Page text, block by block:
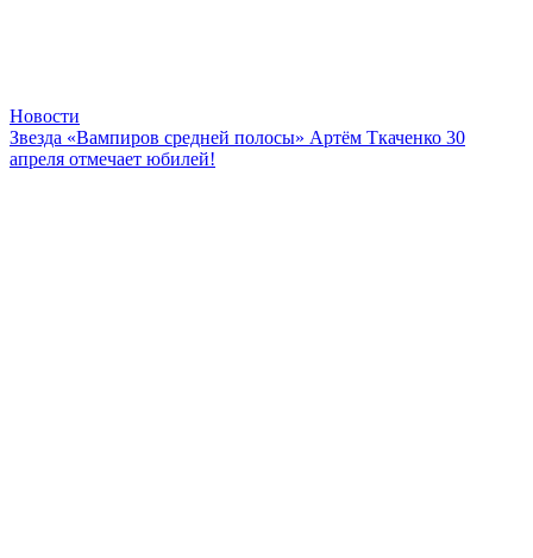
Новости
Звезда «Вампиров средней полосы» Артём Ткаченко 30
апреля отмечает юбилей!